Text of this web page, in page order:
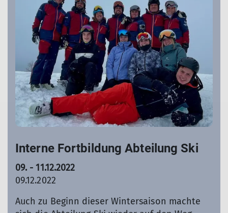
Interne Fortbildung Abteilung Ski
09. - 11.12.2022
09.12.2022
Auch zu Beginn dieser Wintersaison machte